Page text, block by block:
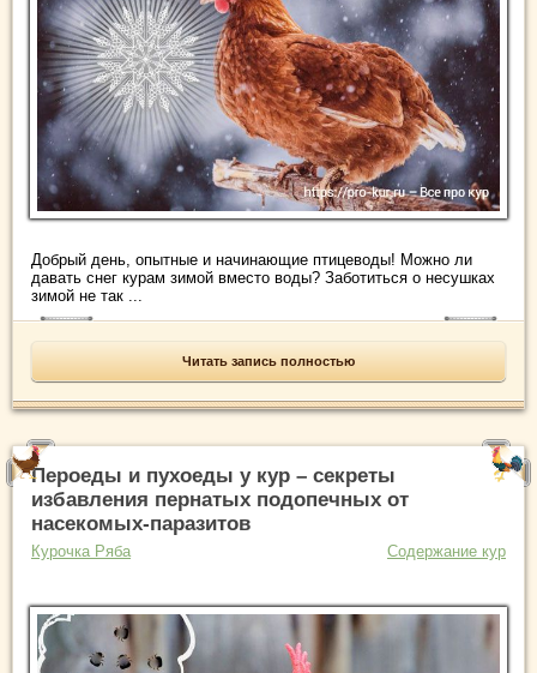
Добрый день, опытные и начинающие птицеводы! Можно ли
давать снег курам зимой вместо воды? Заботиться о несушках
зимой не так ...
Читать запись полностью
Пероеды и пухоеды у кур – секреты
избавления пернатых подопечных от
насекомых-паразитов
Курочка Ряба Содержание кур